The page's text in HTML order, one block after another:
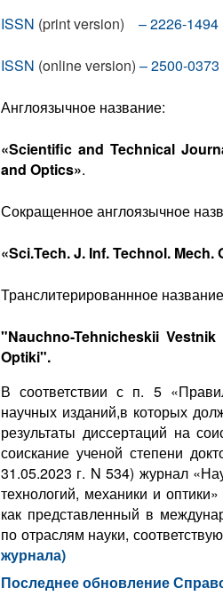
ISSN (print version) –2226-1494
ISSN (online version) –2500-0373
Англоязычное название:
«Scientific and Technical
and Optics».
Сокращенное англоязычное
«Sci.Tech. J. Inf. Technol. Mech.
Транслитерированнное
"Nauchno-Tehnicheskii
Optiki".
В соответствии с п. 5
научных изданий,в которых
результаты диссертаций на
соискание ученой степени
31.05.2023 г. N 534) журнал
технологий, механики и оптики»
как представленный в
по отраслям науки,
журнала)
Последнее обновление